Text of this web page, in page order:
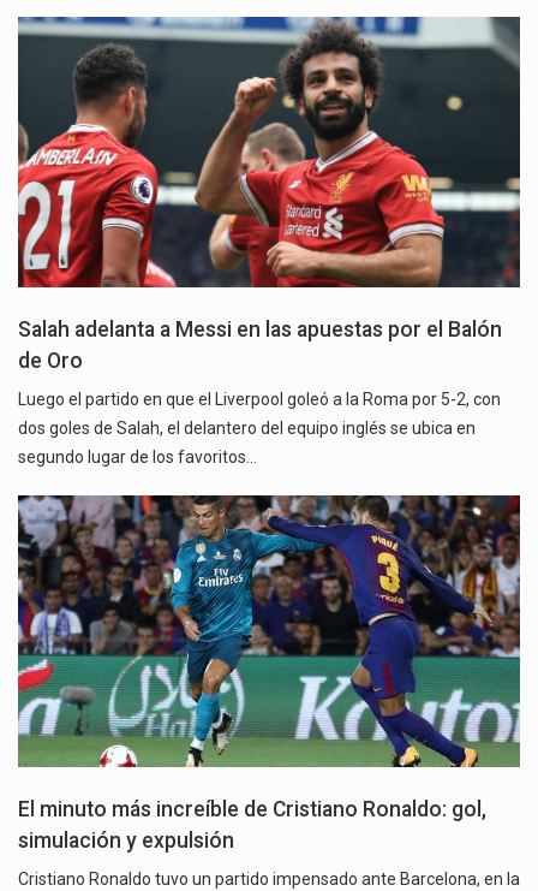
Salah adelanta a Messi en las apuestas por el Balón
de Oro
Luego el partido en que el Liverpool goleó a la Roma por 5-2, con
dos goles de Salah, el delantero del equipo inglés se ubica en
segundo lugar de los favoritos…
El minuto más increíble de Cristiano Ronaldo: gol,
simulación y expulsión
Cristiano Ronaldo tuvo un partido impensado ante Barcelona, en la